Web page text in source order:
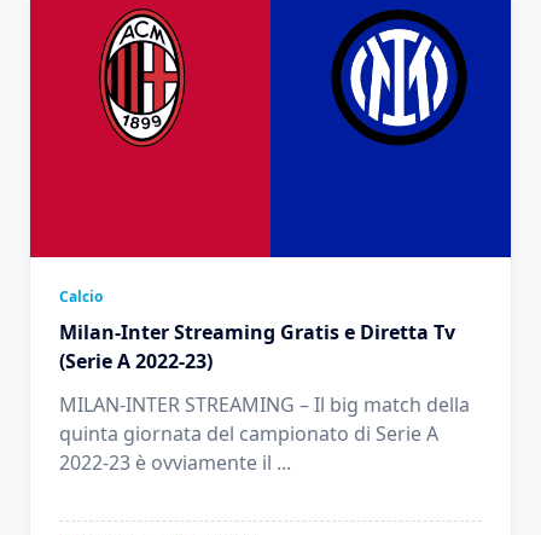
Calcio
Milan-Inter Streaming Gratis e Diretta Tv
(Serie A 2022-23)
MILAN-INTER STREAMING – Il big match della
quinta giornata del campionato di Serie A
2022-23 è ovviamente il ...